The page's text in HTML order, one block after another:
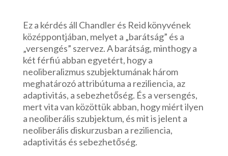
Ez a kérdés áll Chandler és Reid könyvének
középpontjában, melyet a „barátság” és a
„versengés” szervez. A barátság, minthogy a
két férfiú abban egyetért, hogy a
neoliberalizmus szubjektumának három
meghatározó attribútuma a reziliencia, az
adaptivitás, a sebezhetőség. És a versengés,
mert vita van közöttük abban, hogy miért ilyen
a neoliberális szubjektum, és mit is jelent a
neoliberális diskurzusban a reziliencia,
adaptivitás és sebezhetőség.